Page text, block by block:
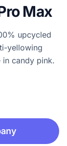
Max
upcycled
yellowing
in candy pink.